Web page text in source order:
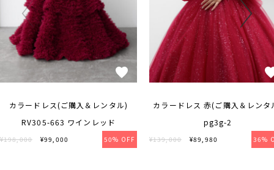
カラードレス(ご購入＆レンタル)
RV305-663 ワインレッド
¥198,000 ¥99,000 50% OFF
カラードレス 赤(ご購入＆レンタ
pg3g-2
¥139,000 ¥89,980 36%